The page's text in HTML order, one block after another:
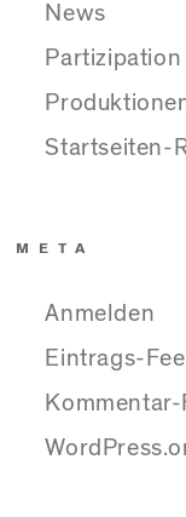
News
Partizipation
Startseiten-
META
Anmelden
Eintrags-
Kommentar-